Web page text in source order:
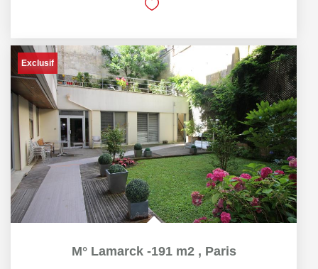
Exclusif
M° Lamarck -191 m2 , Paris